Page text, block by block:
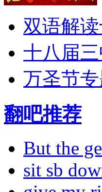
双语解
十八届
万圣节
翻吧推荐
But the
sit sb